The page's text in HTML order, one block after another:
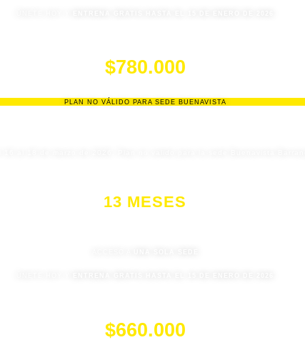
$780.000
PLAN NO VÁLIDO PARA SEDE BUENAVISTA
13 MESES
$660.000